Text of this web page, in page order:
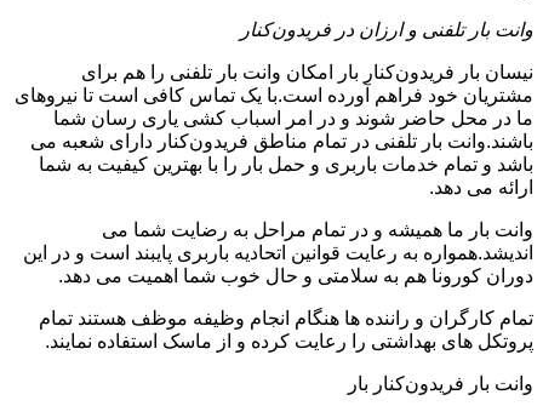
وانت بار تلفنی و ارزان در فریدون‌کنار
نیسان بار فریدون‌کنار بار امکان وانت بار تلفنی را هم برای
مشتریان خود فراهم آورده است.با یک تماس کافی است تا نیروهای
ما در محل حاضر شوند و در امر اسباب کشی یاری رسان شما
باشند.وانت بار تلفنی در تمام مناطق فریدون‌کنار دارای شعبه می
باشد و تمام خدمات باربری و حمل بار را با بهترین کیفیت به شما
ارائه می دهد.
وانت بار ما همیشه و در تمام مراحل به رضایت شما می
اندیشد.همواره به رعایت قوانین اتحادیه باربری پایبند است و در این
دوران کورونا هم به سلامتی و حال خوب شما اهمیت می دهد.
تمام کارگران و راننده ها هنگام انجام وظیفه موظف هستند تمام
پروتکل های بهداشتی را رعایت کرده و از ماسک استفاده نمایند.
وانت بار فریدون‌کنار بار